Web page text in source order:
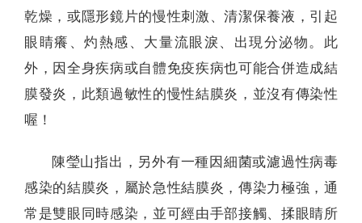
乾燥，或隱形鏡片的慢性刺激、清潔保養液，引起
眼睛癢、灼熱感、大量流眼淚、出現分泌物。此
外，因全身疾病或自體免疫疾病也可能合併造成結
膜發炎，此類過敏性的慢性結膜炎，並沒有傳染性
喔！
陳瑩山指出，另外有一種因細菌或濾過性病毒
感染的結膜炎，屬於急性結膜炎，傳染力極強，通
常是雙眼同時感染，並可經由手部接觸、揉眼睛所